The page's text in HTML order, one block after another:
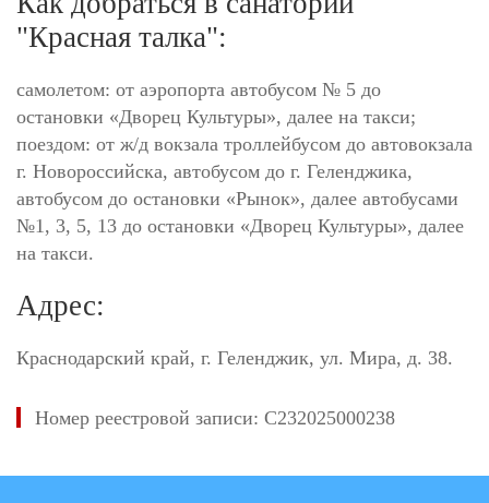
"Красная талка":
самолетом: от аэропорта автобусом № 5 до
остановки «Дворец Культуры», далее на такси;
поездом: от ж/д вокзала троллейбусом до автовокзала
г. Новороссийска, автобусом до г. Геленджика,
автобусом до остановки «Рынок», далее автобусами
№1, 3, 5, 13 до остановки «Дворец Культуры», далее
на такси.
Адрес:
Краснодарский край, г. Геленджик, ул. Мира, д. 38.
Номер реестровой записи: С232025000238